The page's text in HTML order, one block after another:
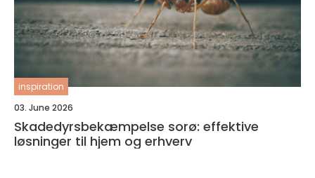
inspiration
03. June 2026
Skadedyrsbekæmpelse sorø: effektive
løsninger til hjem og erhverv